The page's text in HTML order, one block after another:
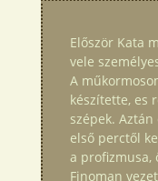
Először Kata
vele
A
készítette, es
szépek.
első perctől
a profizmusa,
Finoman